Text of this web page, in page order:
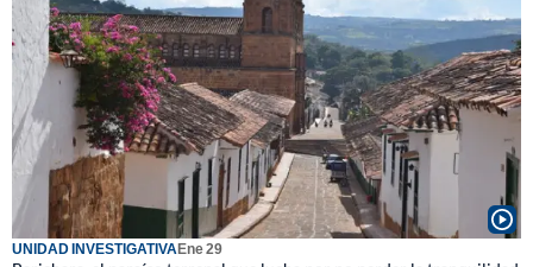
UNIDAD INVESTIGATIVAEne 29